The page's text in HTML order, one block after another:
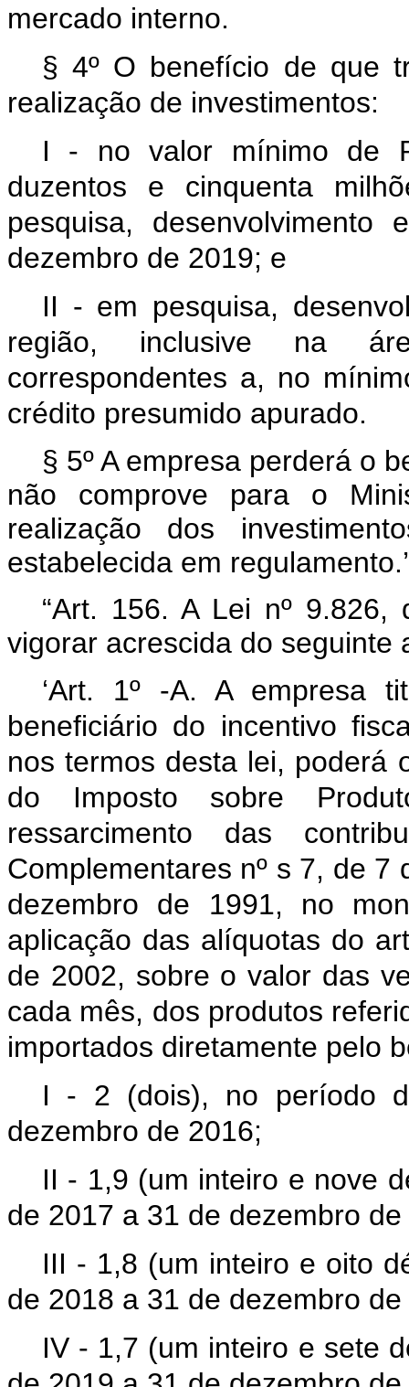
mercado interno.
§ 4º O benefício de que
realização de investimentos:
I - no valor mínimo de
duzentos e cinquenta
pesquisa,
dezembro de 2019; e
II - em pesquisa,
região, inclusive na
correspondentes a, no
crédito presumido apurado.
§ 5º A empresa perderá o
não comprove para o
realização dos
estabelecida em
“Art. 156. A Lei nº
vigorar acrescida do seguinte
‘Art. 1º -A. A empresa
beneficiário do incentivo
nos termos desta lei, poderá
do Imposto sobre
ressarcimento das
Complementares nº s 7, de
dezembro de 1991, no
aplicação das alíquotas do
de 2002, sobre o valor das
cada mês, dos produtos
importados diretamente pelo
I - 2 (dois), no período
dezembro de 2016;
II - 1,9 (um inteiro e nove
de 2017 a 31 de dezembro
III - 1,8 (um inteiro e oito
de 2018 a 31 de dezembro
IV - 1,7 (um inteiro e sete